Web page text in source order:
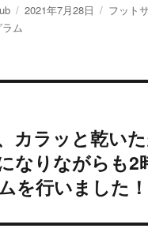
投
2021年7月28日
カ
フット
ム
カラッと乾い
なりながらも2
を行いました！